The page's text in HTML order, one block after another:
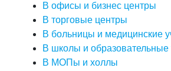
В офисы и бизнес центры
В торговые центры
В больницы и медицинские
В школы и образовательные
В МОПы и холлы